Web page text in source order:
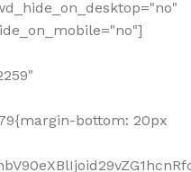
bottom: 20px